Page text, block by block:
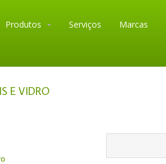
Produtos Serviços Marcas
E VIDRO